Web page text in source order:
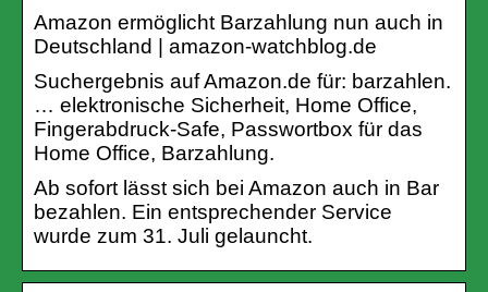
Amazon ermöglicht Barzahlung nun auch in
Deutschland | amazon-watchblog.de
Suchergebnis auf Amazon.de für: barzahlen.
… elektronische Sicherheit, Home Office,
Fingerabdruck-Safe, Passwortbox für das
Home Office, Barzahlung.
Ab sofort lässt sich bei Amazon auch in Bar
bezahlen. Ein entsprechender Service
wurde zum 31. Juli gelauncht.